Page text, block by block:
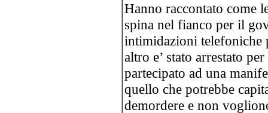
Hanno raccontato come
spina nel fianco per il
intimidazioni telefoniche
altro e’ stato arrestato
partecipato ad una
quello che potrebbe
demordere e non